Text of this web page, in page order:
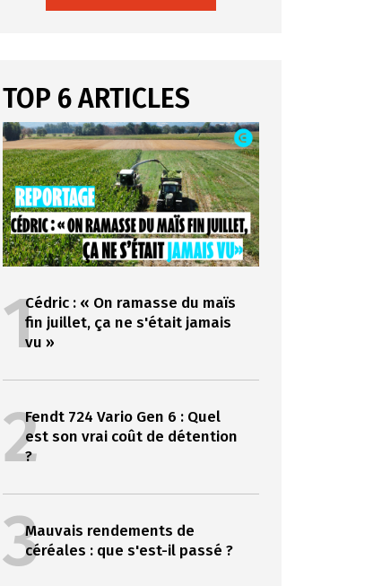
TOP 6 ARTICLES
1Cédric : « On ramasse du maïs
fin juillet, ça ne s'était jamais
vu »
2Fendt 724 Vario Gen 6 : Quel
est son vrai coût de détention
?
3Mauvais rendements de
céréales : que s'est-il passé ?